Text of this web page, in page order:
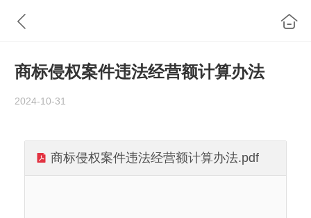
商标侵权案件违法经营额计算办法
2024-10-31
商标侵权案件违法经营额计算办法.pdf